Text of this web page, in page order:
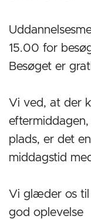
15.00 for
Besøget er
Vi ved, at der
plads, er det
middagstid
Vi glæder os til
god oplevelse